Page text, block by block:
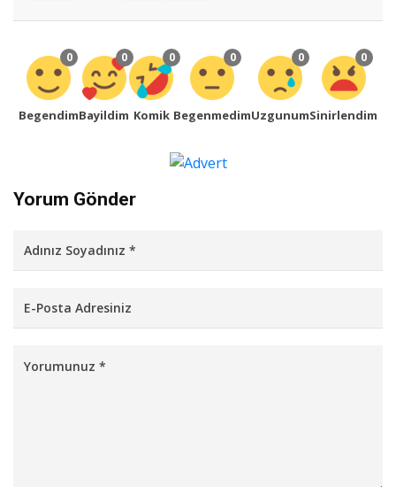
0
Begendim
0
Bayildim
0
Komik
0
Begenmedim
0
Uzgunum
0
Sinirlendim
Yorum Gönder